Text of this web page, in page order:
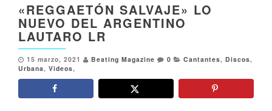
«REGGAETÓN SALVAJE» LO
NUEVO DEL ARGENTINO
LAUTARO LR
15 marzo, 2021 Beating Magazine 0 Cantantes, Discos,
Urbana, Videos,